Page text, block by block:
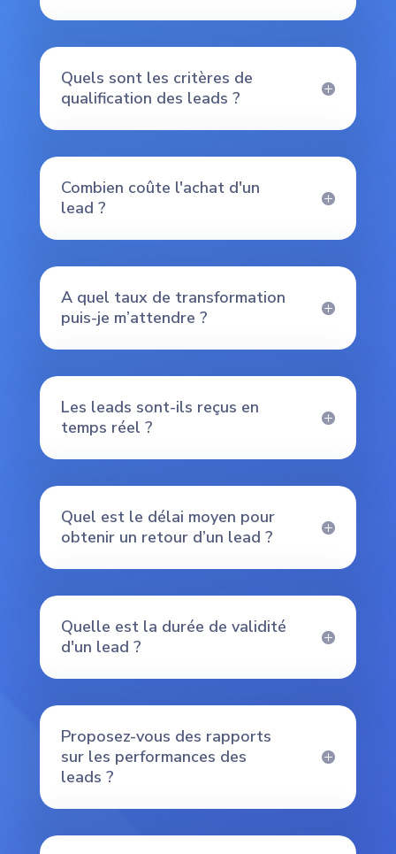
Quels sont les critères de
qualification des leads ?
Combien coûte l'achat d'un
lead ?
A quel taux de transformation
puis-je m’attendre ?
Les leads sont-ils reçus en
temps réel ?
Quel est le délai moyen pour
obtenir un retour d’un lead ?
Quelle est la durée de validité
d'un lead ?
Proposez-vous des rapports
sur les performances des
leads ?